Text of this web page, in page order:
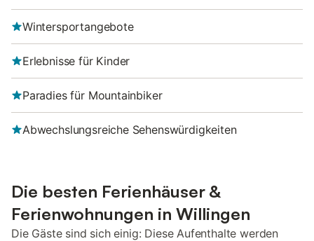
Wintersportangebote
Erlebnisse für Kinder
Paradies für Mountainbiker
Abwechslungsreiche Sehenswürdigkeiten
Die besten Ferienhäuser &
Ferienwohnungen in Willingen
Die Gäste sind sich einig: Diese Aufenthalte werden